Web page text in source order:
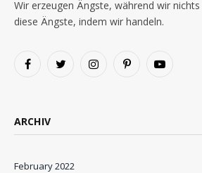
Wir erzeugen Ängste, während wir
diese Ängste, indem wir handeln.
FacebookTwitter InstagramPinterestYouTube
ARCHIV
February 2022